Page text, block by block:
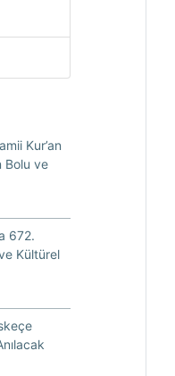
Kur’an
Bolu ve
672.
Kültürel